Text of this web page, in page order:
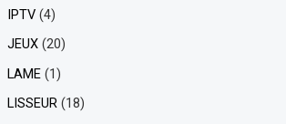
IPTV (4)
JEUX (20)
LAME (1)
LISSEUR (18)